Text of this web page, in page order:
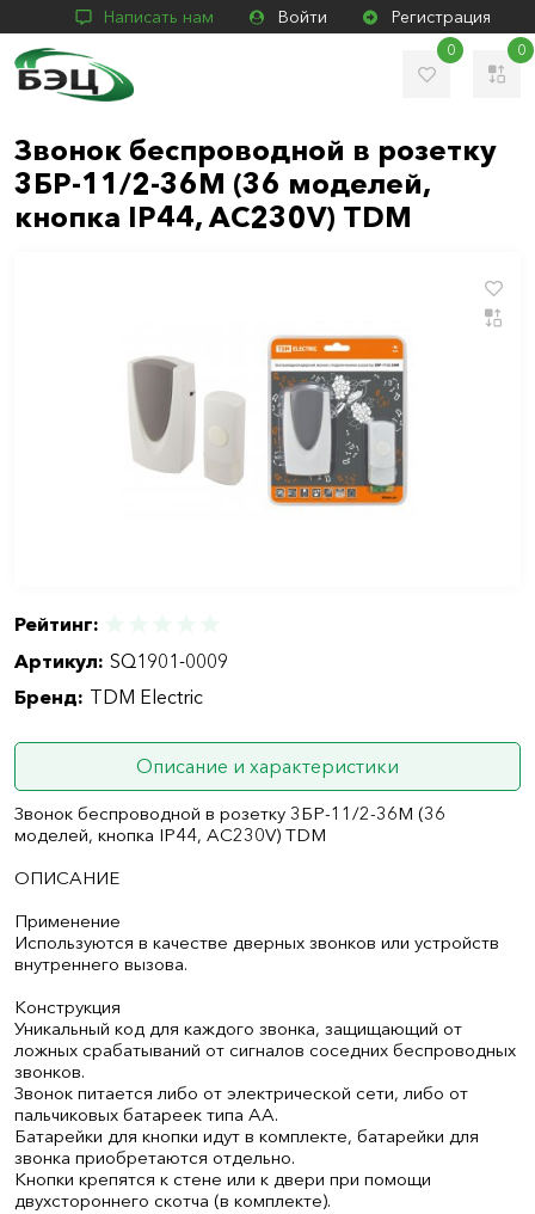
Написать нам Войти Регистрация
0 0
Звонок беспроводной в розетку
3БР-11/2-36М (36 моделей,
кнопка IP44, АС230V) TDM
Рейтинг:
Артикул: SQ1901-0009
Бренд: TDM Electric
Описание и характеристики
Звонок беспроводной в розетку 3БР-11/2-36М (36
моделей, кнопка IP44, АС230V) TDM
ОПИСАНИЕ
Применение
Используются в качестве дверных звонков или устройств
внутреннего вызова.
Конструкция
Уникальный код для каждого звонка, защищающий от
ложных срабатываний от сигналов соседних беспроводных
звонков.
Звонок питается либо от электрической сети, либо от
пальчиковых батареек типа АА.
Батарейки для кнопки идут в комплекте, батарейки для
звонка приобретаются отдельно.
Кнопки крепятся к стене или к двери при помощи
двухстороннего скотча (в комплекте).